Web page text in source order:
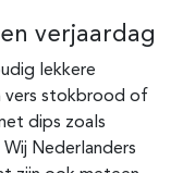
verjaardag
lekkere
vers stokbrood of
dips zoals
Nederlanders